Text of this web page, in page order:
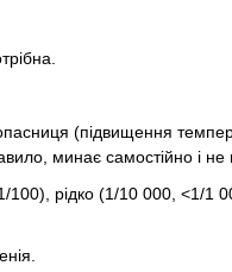
(підвищення
минає самостійно і не
100), рідко (1/10 000, <1/1